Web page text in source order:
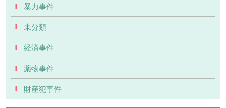
暴力事件
未分類
経済事件
薬物事件
財産犯事件